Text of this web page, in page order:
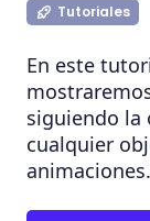
Tutoriales
En este
siguiendo la
cualquier